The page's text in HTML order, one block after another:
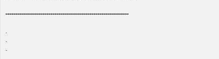
---------------------------------------------------------------
.
.
.